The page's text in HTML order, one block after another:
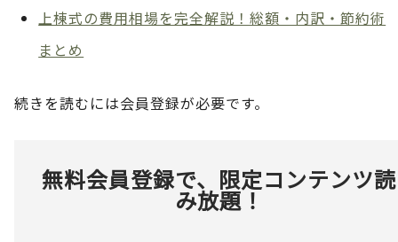
上棟式の費用相場を完全解説！総額・内訳・節約術
まとめ
続きを読むには会員登録が必要です。
無料会員登録で、限定コンテンツ読
み放題！